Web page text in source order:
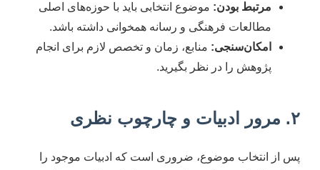
مرتبط بودن: موضوع انتخابی باید با حوزه‌های اصلی
مطالعات فرهنگی و رسانه همخوانی داشته باشد.
امکان‌سنجی: منابع، زمان و تخصص لازم برای انجام
پژوهش را در نظر بگیرید.
۲. مرور ادبیات و چارچوب نظری
پس از انتخاب موضوع، ضروری است که ادبیات موجود را